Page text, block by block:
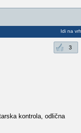
Idi na vrh
3
kontrola, odlična